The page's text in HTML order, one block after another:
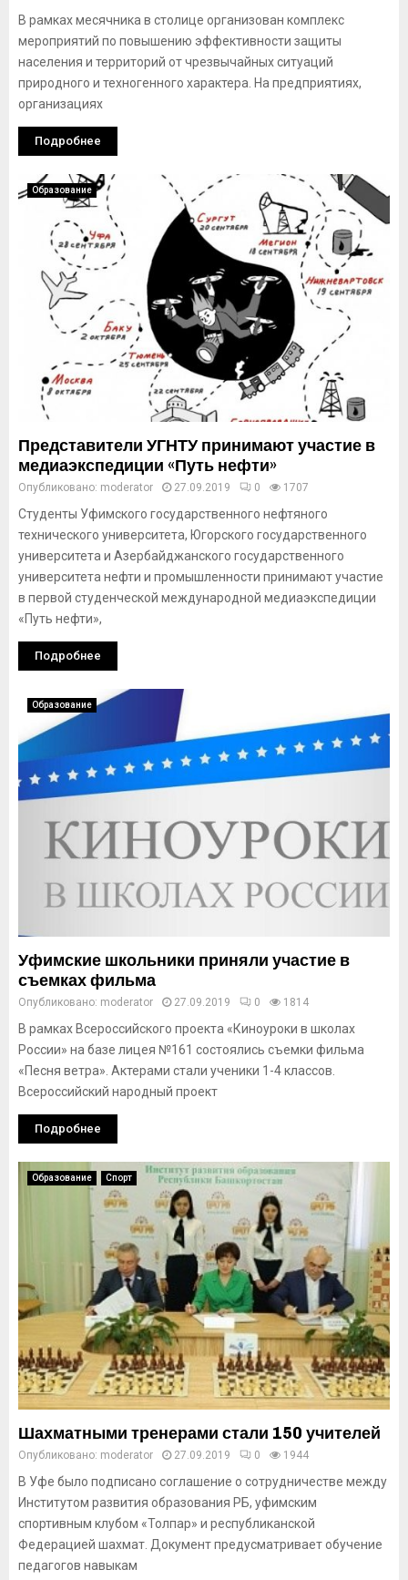
В рамках месячника в столице организован комплекс
мероприятий по повышению эффективности защиты
населения и территорий от чрезвычайных ситуаций
природного и техногенного характера. На предприятиях,
организациях
Подробнее
Образование
Представители УГНТУ принимают участие в
медиаэкспедиции «Путь нефти»
Опубликовано: moderator 27.09.2019 0 1707
Студенты Уфимского государственного нефтяного
технического университета, Югорского государственного
университета и Азербайджанского государственного
университета нефти и промышленности принимают участие
в первой студенческой международной медиаэкспедиции
«Путь нефти»,
Подробнее
Образование
Уфимские школьники приняли участие в
съемках фильма
Опубликовано: moderator 27.09.2019 0 1814
В рамках Всероссийского проекта «Киноуроки в школах
России» на базе лицея №161 состоялись съемки фильма
«Песня ветра». Актерами стали ученики 1-4 классов.
Всероссийский народный проект
Подробнее
Образование Спорт
Шахматными тренерами стали 150 учителей
Опубликовано: moderator 27.09.2019 0 1944
В Уфе было подписано соглашение о сотрудничестве между
Институтом развития образования РБ, уфимским
спортивным клубом «Толпар» и республиканской
Федерацией шахмат. Документ предусматривает обучение
педагогов навыкам